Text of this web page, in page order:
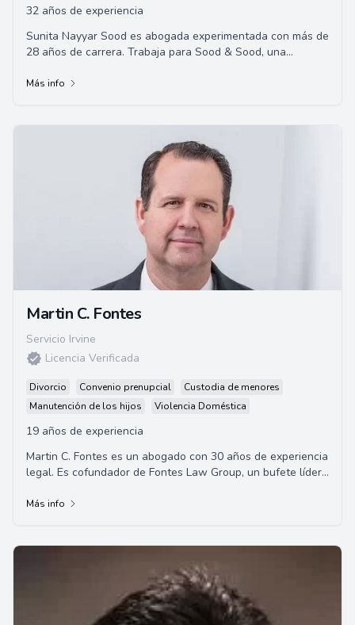
32 años de experiencia
Sunita Nayyar Sood es abogada experimentada con más de
28 años de carrera. Trabaja para Sood & Sood, una
Más info
Martin C. Fontes
Servicio Irvine
Licencia Verificada
Divorcio Convenio prenupcial
Custodia de menores
Manutención de los hijos
Violencia Doméstica
19 años de experiencia
Martin C. Fontes es un abogado con 30 años de experiencia
legal. Es cofundador de Fontes Law Group, un bufete líder
Más info